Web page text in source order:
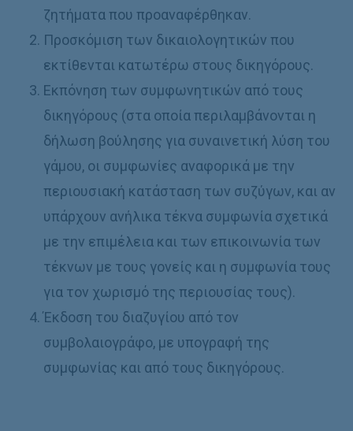
ζητήματα που προαναφέρθηκαν.
Προσκόμιση των δικαιολογητικών που
εκτίθενται κατωτέρω στους δικηγόρους.
Εκπόνηση των συμφωνητικών από τους
δικηγόρους (στα οποία περιλαμβάνονται η
δήλωση βούλησης για συναινετική λύση του
γάμου, οι συμφωνίες αναφορικά με την
περιουσιακή κατάσταση των συζύγων, και αν
υπάρχουν ανήλικα τέκνα συμφωνία σχετικά
με την επιμέλεια και των επικοινωνία των
τέκνων με τους γονείς και η συμφωνία τους
για τον χωρισμό της περιουσίας τους).
Έκδοση του διαζυγίου από τον
συμβολαιογράφο, με υπογραφή της
συμφωνίας και από τους δικηγόρους.